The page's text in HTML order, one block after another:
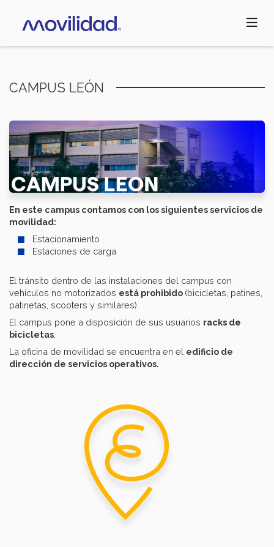
contenido
CAMPUS LEÓN
En este campus contamos con los siguientes servicios de
movilidad:
Estacionamiento
Estaciones de carga
El tránsito dentro de las instalaciones del campus con
vehículos no motorizados está prohibido (bicicletas, patines,
patinetas, scooters y similares).
El campus pone a disposición de sus usuarios racks de
bicicletas.
La oficina de movilidad se encuentra en el edificio de
dirección de servicios operativos.